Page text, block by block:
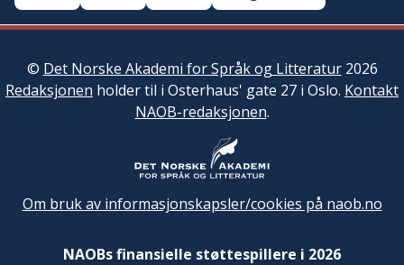
© Det Norske Akademi for Språk og Litteratur2026
Redaksjonen holder til i Osterhaus' gate 27 i Oslo. Kontakt
NAOB-redaksjonen.
Om bruk av informasjonskapsler/cookies på naob.no
NAOBs finansielle støttespillere i 2026